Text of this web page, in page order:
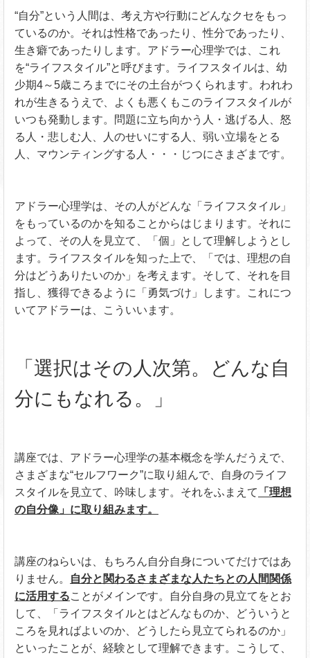
“自分”という人間は、考え方や行動にどんなクセをもっ
ているのか。それは性格であったり、性分であったり、
生き癖であったりします。アドラー心理学では、これ
を“ライフスタイル”と呼びます。ライフスタイルは、幼
少期4～5歳ころまでにその土台がつくられます。われわ
れが生きるうえで、よくも悪くもこのライフスタイルが
いつも発動します。問題に立ち向かう人・逃げる人、怒
る人・悲しむ人、人のせいにする人、弱い立場をとる
人、マウンティングする人・・・じつにさまざまです。
アドラー心理学は、その人がどんな「ライフスタイル」
をもっているのかを知ることからはじまります。それに
よって、その人を見立て、「個」として理解しようとし
ます。ライフスタイルを知った上で、「では、理想の自
分はどうありたいのか」を考えます。そして、それを目
指し、獲得できるように「勇気づけ」します。これにつ
いてアドラーは、こういいます。
「選択はその人次第。どんな自
分にもなれる。」
講座では、アドラー心理学の基本概念を学んだうえで、
さまざまな“セルフワーク”に取り組んで、自身のライフ
スタイルを見立て、吟味します。それをふまえて
「理想
の自分像」に取り組みます。
講座のねらいは、もちろん自分自身についてだけではあ
りません。
自分と関わるさまざまな人たちとの人間関係
に活用することがメインです。自分自身の見立てをとお
して、「ライフスタイルとはどんなものか、どういうと
ころを見ればよいのか、どうしたら見立てられるのか」
といったことが、経験として理解できます。こうして、